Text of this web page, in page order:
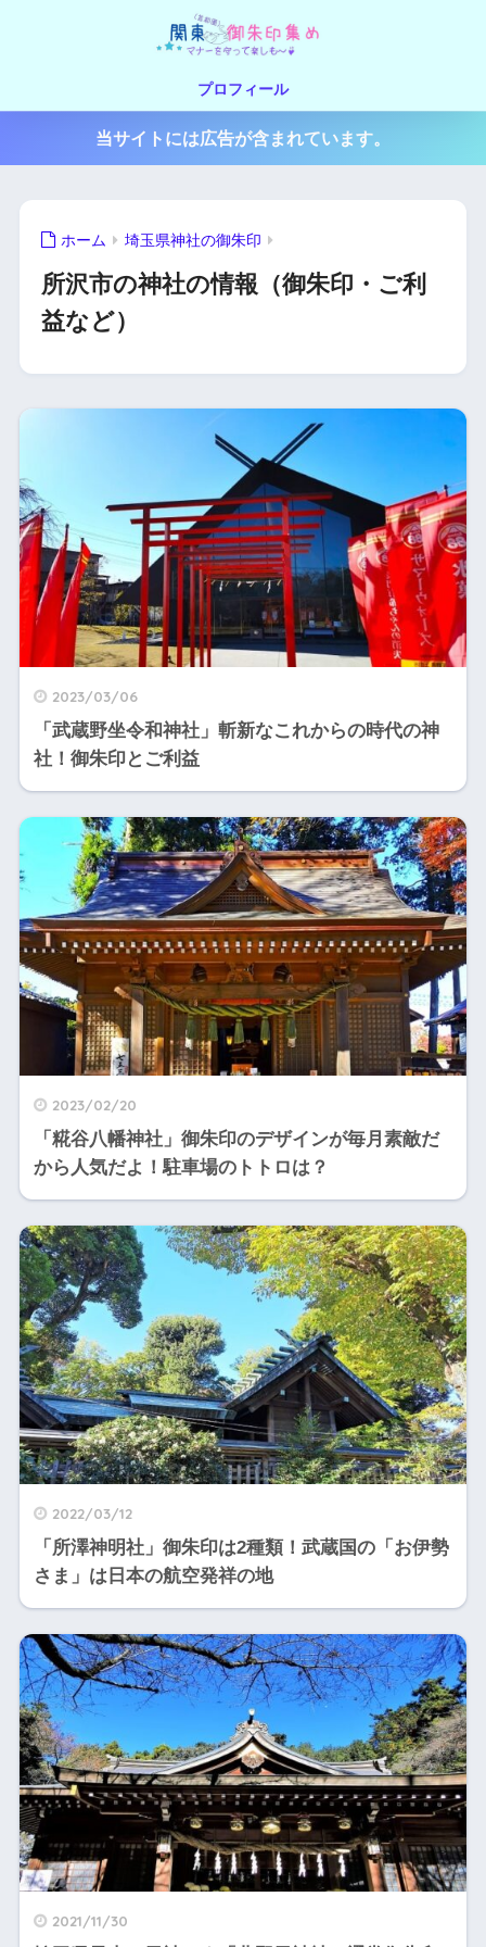
プロフィール
当サイトには広告が含まれています。
ホーム 埼玉県神社の御朱印
所沢市の神社の情報（御朱印・ご利
益など）
2023/03/06
「武蔵野坐令和神社」斬新なこれからの時代の神
社！御朱印とご利益
2023/02/20
「糀谷八幡神社」御朱印のデザインが毎月素敵だ
から人気だよ！駐車場のトトロは？
2022/03/12
「所澤神明社」御朱印は2種類！武蔵国の「お伊勢
さま」は日本の航空発祥の地
2021/11/30